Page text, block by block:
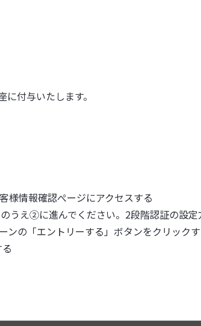
付与いたします。
様情報確認ぺージにアクセスする
うえ②に進んでください。2段階認証の設定
の「エントリーする」ボタンをクリック